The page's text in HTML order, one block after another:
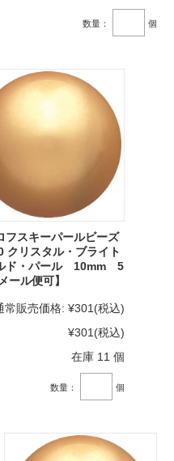
数量： 個
フスキーパールビーズ
クリスタル・ブライト
ド・パール 10mm 5
ール便可】
常販売価格: ¥301 (税込)
¥301 (税込)
在庫 11 個
数量： 個